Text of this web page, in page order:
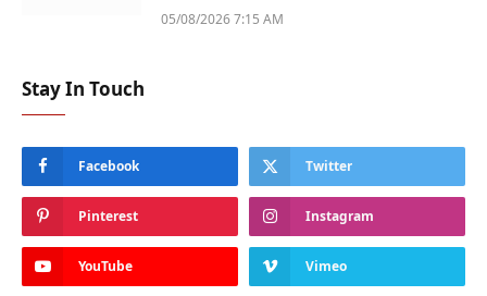
05/08/2026 7:15 AM
Stay In Touch
Facebook Twitter
Pinterest Instagram
YouTube Vimeo